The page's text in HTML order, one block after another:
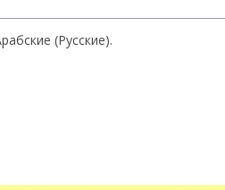
(Русские).